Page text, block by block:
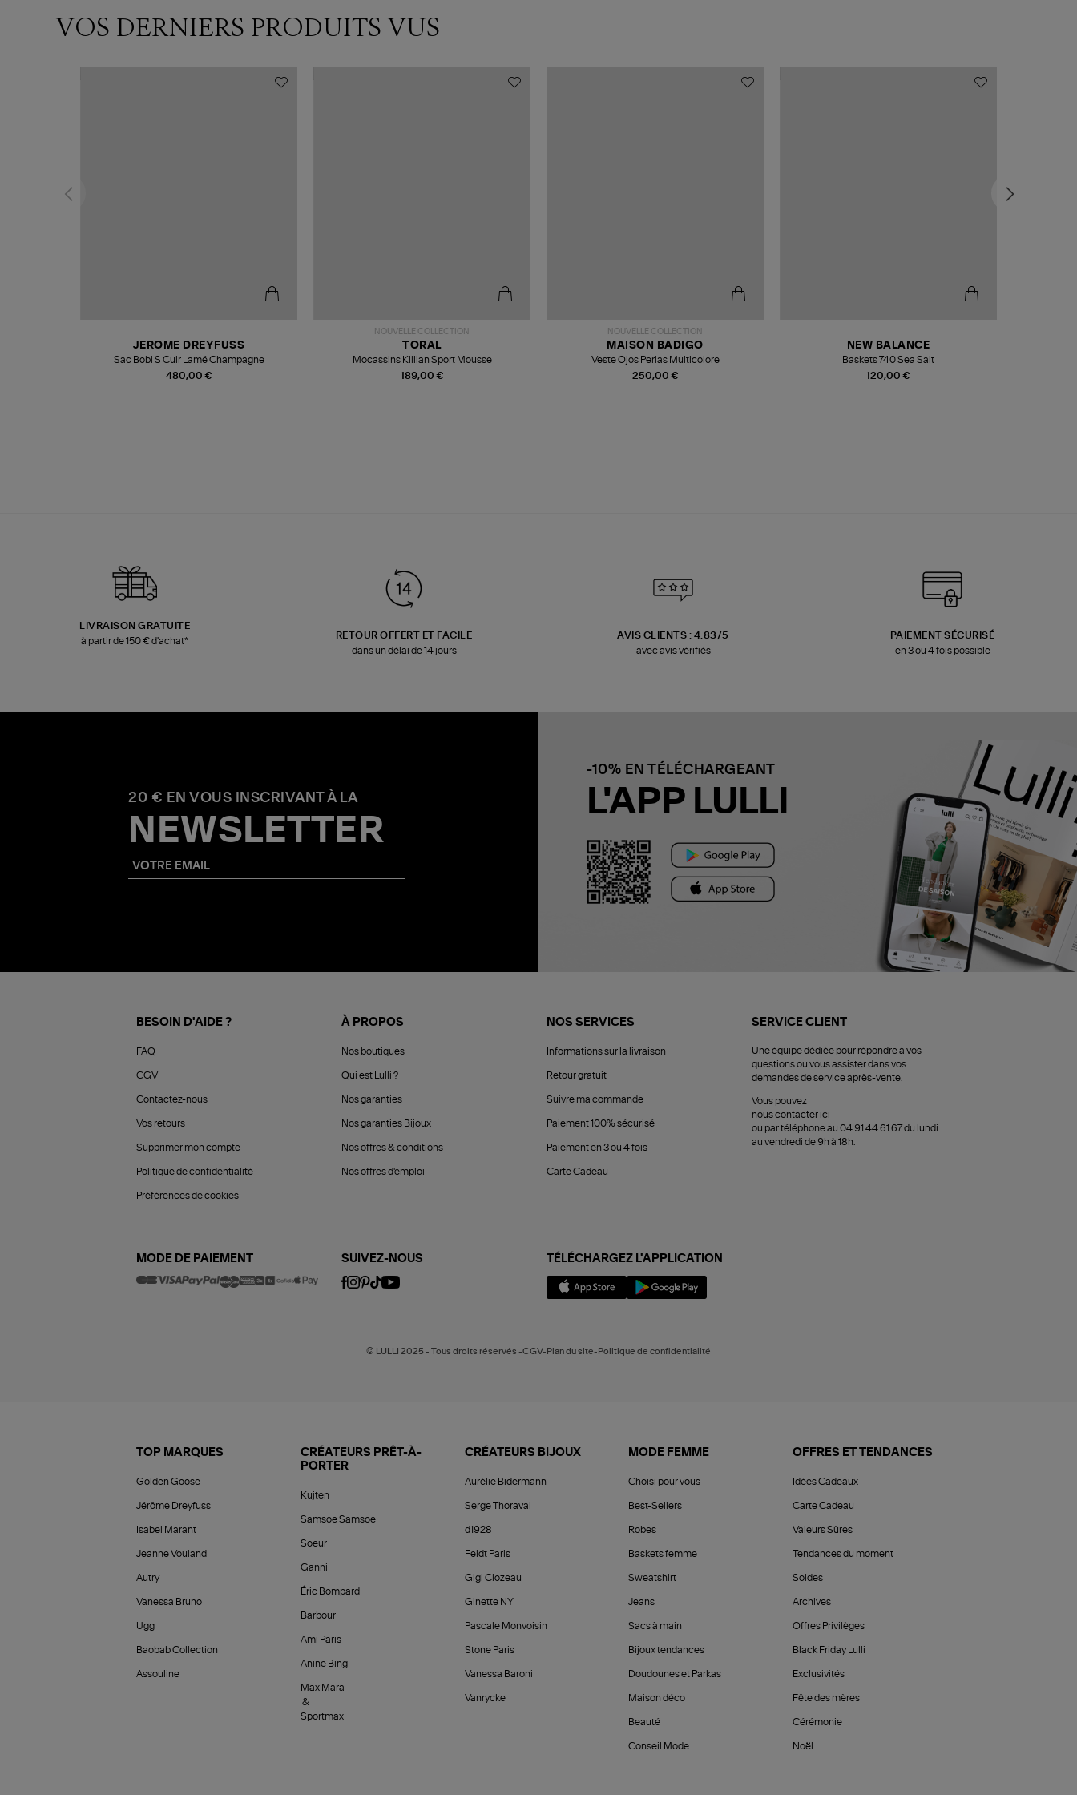
VOS DERNIERS PRODUITS VUS
480,00 €
JEROME DREYFUSS
Sac Bobi S Cuir Lamé Champagne
NOUVELLE COLLECTION
189,00 €
TORAL
Mocassins Killian Sport Mousse
NOUVELLE COLLECTION
250,00 €
MAISON BADIGO
Veste Ojos Perlas Multicolore
120,00 €
NEW BALANCE
Baskets 740 Sea Salt
LIVRAISON GRATUITE
à partir de 150 € d'achat*
RETOUR OFFERT ET FACILE
dans un délai de 14 jours
AVIS CLIENTS : 4.83/5
avec avis vérifiés
PAIEMENT SÉCURISÉ
en 3 ou 4 fois possible
20 € EN VOUS INSCRIVANT À LA
NEWSLETTER
-10% EN TÉLÉCHARGEANT
L'APP LULLI
BESOIN D'AIDE ?
FAQ
CGV
Contactez-nous
Vos retours
Supprimer mon compte
Politique de confidentialité
Préférences de cookies
À PROPOS
Nos boutiques
Qui est Lulli ?
Nos garanties
Nos garanties Bijoux
Nos offres & conditions
Nos offres d'emploi
NOS SERVICES
Informations sur la livraison
Retour gratuit
Suivre ma commande
Paiement 100% sécurisé
Paiement en 3 ou 4 fois
Carte Cadeau
SERVICE CLIENT
Une équipe dédiée pour répondre à vos
questions ou vous assister dans vos
demandes de service après-vente.
Vous pouvez
nous contacter ici
ou par téléphone au 04 91 44 61 67 du lundi
au vendredi de 9h à 18h.
MODE DE PAIEMENT SUIVEZ-NOUS TÉLÉCHARGEZ L'APPLICATION
© LULLI 2025 - Tous droits réservés -CGV-Plan du site-Politique de confidentialité
TOP MARQUES
Golden Goose
Jérôme Dreyfuss
Isabel Marant
Jeanne Vouland
Autry
Vanessa Bruno
Ugg
Baobab Collection
Assouline
CRÉATEURS PRÊT-À-
PORTER
Kujten
Samsoe Samsoe
Soeur
Ganni
Éric Bompard
Barbour
Ami Paris
Anine Bing
Max Mara
&
Sportmax
CRÉATEURS BIJOUX
Aurélie Bidermann
Serge Thoraval
d1928
Feidt Paris
Gigi Clozeau
Ginette NY
Pascale Monvoisin
Stone Paris
Vanessa Baroni
Vanrycke
MODE FEMME
Choisi pour vous
Best-Sellers
Robes
Baskets femme
Sweatshirt
Jeans
Sacs à main
Bijoux tendances
Doudounes et Parkas
Maison déco
Beauté
Conseil Mode
OFFRES ET TENDANCES
Idées Cadeaux
Carte Cadeau
Valeurs Sûres
Tendances du moment
Soldes
Archives
Offres Privilèges
Black Friday Lulli
Exclusivités
Fête des mères
Cérémonie
Noël